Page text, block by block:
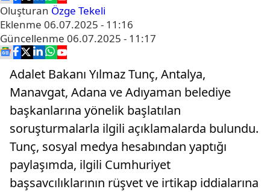
Oluşturan Özge Tekeli
Eklenme 06.07.2025 - 11:16
Güncellenme 06.07.2025 - 11:17
Adalet Bakanı Yılmaz Tunç, Antalya,
Manavgat, Adana ve Adıyaman belediye
başkanlarına yönelik başlatılan
soruşturmalarla ilgili açıklamalarda bulundu.
Tunç, sosyal medya hesabından yaptığı
paylaşımda, ilgili Cumhuriyet
başsavcılıklarının rüşvet ve irtikap iddialarına